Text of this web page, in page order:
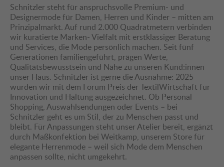
Schnitzler steht für anspruchsvolle Premium- und
Designermode für Damen, Herren und Kinder – mitten am
Prinzipalmarkt. Auf rund 2.000 Quadratmetern verbinden
wir kuratierte Marken- Vielfalt mit erstklassiger Beratung
und Services, die Mode persönlich machen. Seit fünf
Generationen familiengeführt, prägen Werte,
Qualitätsbewusstsein und Nähe zu unseren Kund:innen
unser Haus. Schnitzler ist gerne die Ausnahme: 2025
wurden wir mit dem Forum Preis der TextilWirtschaft für
Innovation und Haltung ausgezeichnet. Ob Personal
Shopping, Auswahlsendungen oder Events – bei
Schnitzler geht es um Stil, der zu Menschen passt und
bleibt. Für Anpassungen steht unser Atelier bereit, ergänzt
durch Maßkonfektion bei Weitkamp, unserem Store für
elegante Herrenmode – weil sich Mode dem Menschen
anpassen sollte, nicht umgekehrt.